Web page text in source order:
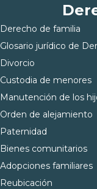
Derecho de familia
Glosario jurídico de
Divorcio
Custodia de menores
Manutención de los
Orden de alejamiento
Paternidad
Bienes comunitarios
Adopciones familiares
Reubicación